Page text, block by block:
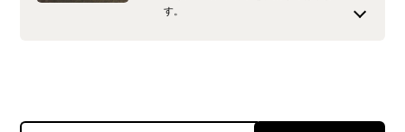
す。